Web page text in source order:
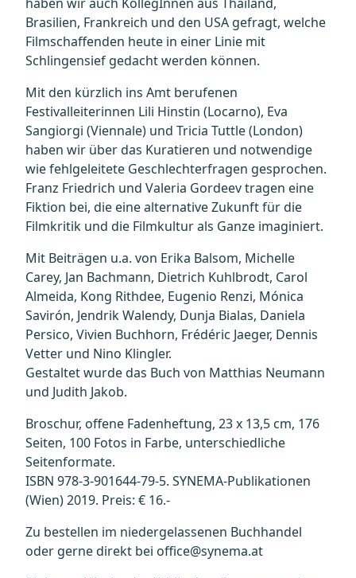
Brasilien, Frankreich und den USA gefragt, welche
Filmschaffenden heute in einer Linie mit
Schlingensief gedacht werden können.
Mit den kürzlich ins Amt berufenen
Festivalleiterinnen Lili Hinstin (Locarno), Eva
Sangiorgi (Viennale) und Tricia Tuttle (London)
haben wir über das Kuratieren und notwendige
wie fehlgeleitete Geschlechterfragen gesprochen.
Franz Friedrich und Valeria Gordeev tragen eine
Fiktion bei, die eine alternative Zukunft für die
Filmkritik und die Filmkultur als Ganze imaginiert.
Mit Beiträgen u.a. von Erika Balsom, Michelle
Carey, Jan Bachmann, Dietrich Kuhlbrodt, Carol
Almeida, Kong Rithdee, Eugenio Renzi, Mónica
Savirón, Jendrik Walendy, Dunja Bialas, Daniela
Persico, Vivien Buchhorn, Frédéric Jaeger, Dennis
Vetter und Nino Klingler.
Gestaltet wurde das Buch von Matthias Neumann
und Judith Jakob.
Broschur, offene Fadenheftung, 23 x 13,5 cm, 176
Seiten, 100 Fotos in Farbe, unterschiedliche
Seitenformate.
ISBN 978-3-901644-79-5. SYNEMA-Publikationen
(Wien) 2019. Preis: € 16.-
Zu bestellen im niedergelassenen Buchhandel
oder gerne direkt bei office@synema.at